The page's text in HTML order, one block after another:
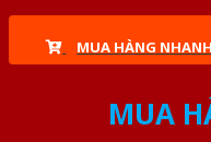
MUA HÀNG NHANH
MUA